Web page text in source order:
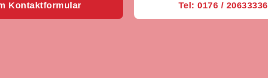
Kontaktformular Tel: 0176 / 20633336